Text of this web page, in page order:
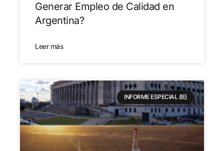
Generar Empleo de Calidad en
Argentina?
Leer más
INFORME ESPECIAL (IE)